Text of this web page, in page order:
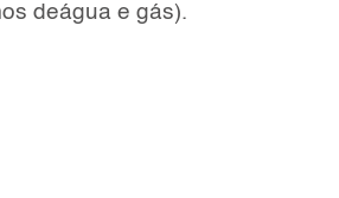
deágua e gás).